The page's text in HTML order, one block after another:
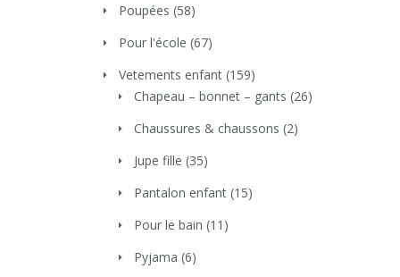
Poupées (58)
Pour l'école (67)
Vetements enfant (159)
Chapeau – bonnet – gants (26)
Chaussures & chaussons (2)
Jupe fille (35)
Pantalon enfant (15)
Pour le bain (11)
Pyjama (6)